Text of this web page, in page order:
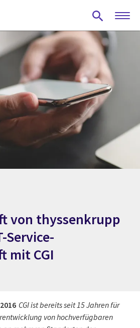
von thyssenkrupp
Service-
mit CGI
CGI ist bereits seit 15 Jahren für
von hochverfügbaren